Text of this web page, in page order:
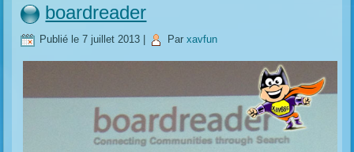
boardreader
Publié le 7 juillet 2013 Par xavfun